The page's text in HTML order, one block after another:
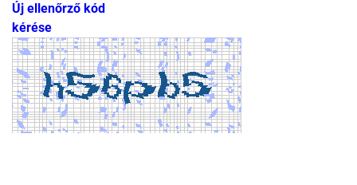
Új ellenőrző kód
kérése